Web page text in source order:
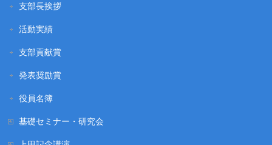
支部長挨拶
活動実績
支部貢献賞
発表奨励賞
役員名簿
基礎セミナー・研究会